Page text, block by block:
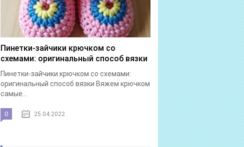
Пинетки-зайчики крючком со
схемами: оригинальный способ вязки
Пинетки-зайчики крючком со схемами:
оригинальный способ вязки Вяжем крючком
самые...
0 25.04.2022